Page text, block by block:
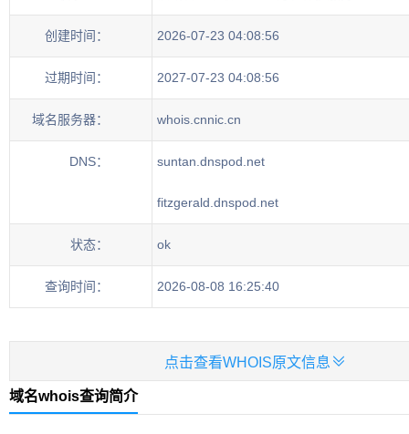
创建时间： 2026-07-23 04:08:56
过期时间： 2027-07-23 04:08:56
域名服务器： whois.cnnic.cn
DNS： suntan.dnspod.net
fitzgerald.dnspod.net
状态： ok
查询时间： 2026-08-08 16:25:40
点击查看WHOIS原文信息 
域名whois查询简介